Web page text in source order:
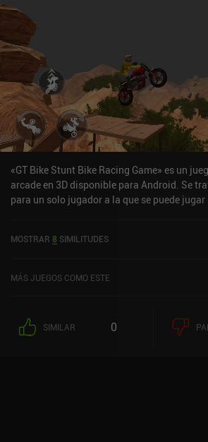
«GT Bike Stunt Bike Racing Game» es un
arcade en 3D disponible para Android. Se
para un solo jugador a la que se puede
en Google Play.
MOSTRAR 8 SIMILITUDES
MÁS JUEGOS COMO ESTE
SIMILAR 0